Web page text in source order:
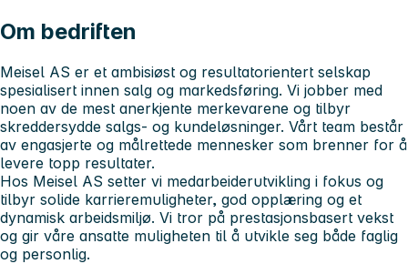
Om bedriften
Meisel AS er et ambisiøst og resultatorientert selskap
spesialisert innen salg og markedsføring. Vi jobber med
noen av de mest anerkjente merkevarene og tilbyr
skreddersydde salgs- og kundeløsninger. Vårt team består
av engasjerte og målrettede mennesker som brenner for å
levere topp resultater.
Hos Meisel AS setter vi medarbeiderutvikling i fokus og
tilbyr solide karrieremuligheter, god opplæring og et
dynamisk arbeidsmiljø. Vi tror på prestasjonsbasert vekst
og gir våre ansatte muligheten til å utvikle seg både faglig
og personlig.